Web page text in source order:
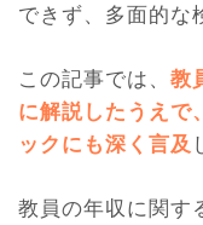
できず、多面的な
この記事では、教
に解説したうえで
ックにも深く言及
教員の年収に関す